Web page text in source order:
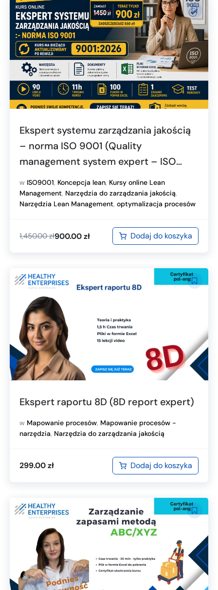
Ekspert systemu zarządzania jakością
– norma ISO 9001 (Quality
management system expert – ISO
9001 standard)
w ISO9001, Koncepcja lean, Kursy online Lean
Management, Narzędzia do zarządzania jakością,
Narzędzia Lean Management, optymalizacja procesów
1,450.00zł900.00zł Dodaj do koszyka
Ekspert raportu 8D (8D report expert)
w Mapowanie procesów, Mapowanie procesów -
narzędzia, Narzędzia do zarządzania jakością
299.00zł Dodaj do koszyka